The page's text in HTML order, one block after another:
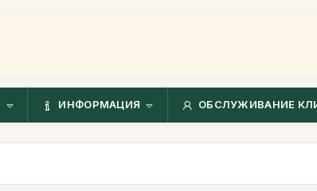
ИНФОРМАЦИЯ ОБСЛУЖИВАНИЕ